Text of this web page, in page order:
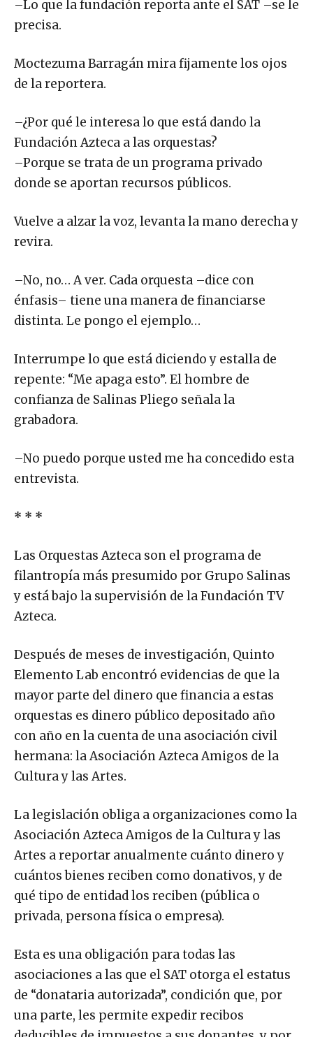
–Lo que la fundación reporta ante el SAT –se le
precisa.
Moctezuma Barragán mira fijamente los ojos
de la reportera.
–¿Por qué le interesa lo que está dando la
Fundación Azteca a las orquestas?
–Porque se trata de un programa privado
donde se aportan recursos públicos.
Vuelve a alzar la voz, levanta la mano derecha y
revira.
–No, no… A ver. Cada orquesta –dice con
énfasis– tiene una manera de financiarse
distinta. Le pongo el ejemplo…
Interrumpe lo que está diciendo y estalla de
repente: “Me apaga esto”. El hombre de
confianza de Salinas Pliego señala la
grabadora.
–No puedo porque usted me ha concedido esta
entrevista.
Las Orquestas Azteca son el programa de
filantropía más presumido por Grupo Salinas
y está bajo la supervisión de la Fundación TV
Azteca.
Después de meses de investigación, Quinto
Elemento Lab encontró evidencias de que la
mayor parte del dinero que financia a estas
orquestas es dinero público depositado año
con año en la cuenta de una asociación civil
hermana: la Asociación Azteca Amigos de la
Cultura y las Artes.
La legislación obliga a organizaciones como la
Asociación Azteca Amigos de la Cultura y las
Artes a reportar anualmente cuánto dinero y
cuántos bienes reciben como donativos, y de
qué tipo de entidad los reciben (pública o
privada, persona física o empresa).
Esta es una obligación para todas las
asociaciones a las que el SAT otorga el estatus
de “donataria autorizada”, condición que, por
una parte, les permite expedir recibos